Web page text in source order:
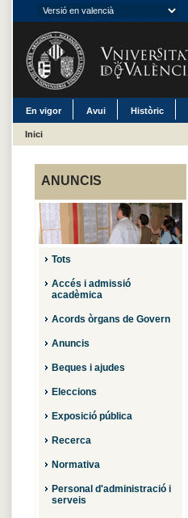
En vigor Avui Històric
Inici
ANUNCIS
Tots
Accés i admissió
acadèmica
Acords òrgans de Govern
Anuncis
Beques i ajudes
Eleccions
Exposició pública
Recerca
Normativa
Personal d'administració i
serveis